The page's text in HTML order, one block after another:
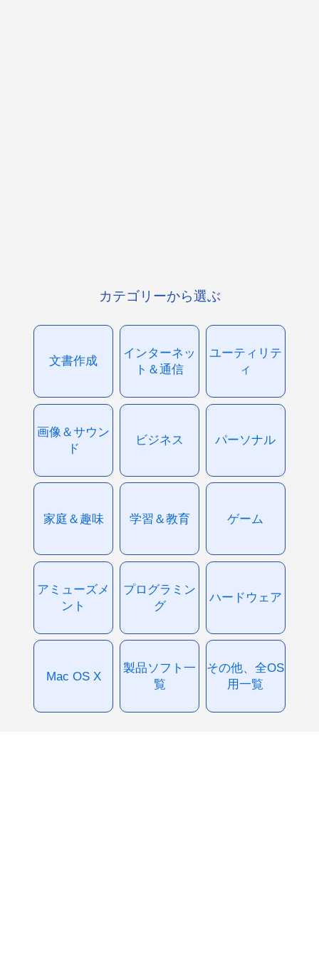
カテゴリーから選ぶ
文書作成
インターネッ
ト＆通信
ユーティリテ
ィ
画像＆サウン
ド
ビジネス パーソナル
家庭＆趣味 学習＆教育 ゲーム
アミューズメ
ント
プログラミン
グ
ハードウェア
Mac OS X
製品ソフト一
覧
その他、全OS
用一覧